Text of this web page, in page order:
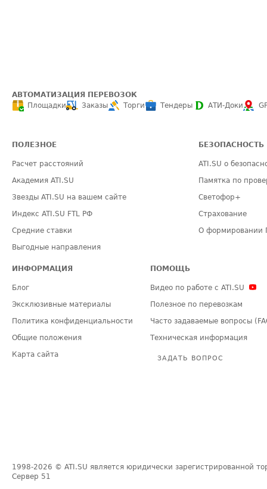
АВТОМАТИЗАЦИЯ ПЕРЕВОЗОК
Площадки
Заказы Торги Тендеры АТИ-Доки
ПОЛЕЗНОЕ
Расчет расстояний
Академия ATI.SU
Звезды ATI.SU на вашем сайте
Индекс ATI.SU FTL РФ
Средние ставки
Выгодные направления
БЕЗОПАСНОСТЬ
ATI.SU о
Памятка по
Светофор+
Страхование
О формировании
ИНФОРМАЦИЯ
Блог
Эксклюзивные материалы
Политика конфиденциальности
Общие положения
Карта сайта
ПОМОЩЬ
Видео по работе с ATI.SU
Полезное по перевозкам
Часто задаваемые вопросы
Техническая информация
ЗАДАТЬ ВОПРОС
1998-2026 © ATI.SU является юридически зарегистрированной
Сервер 51